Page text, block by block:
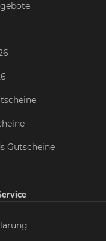
Gutscheine